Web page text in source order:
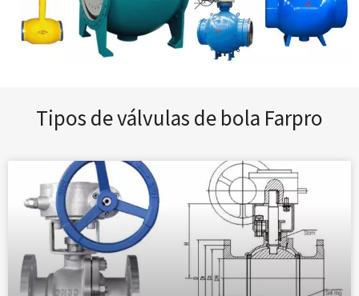
Tipos de válvulas de bola Farpro